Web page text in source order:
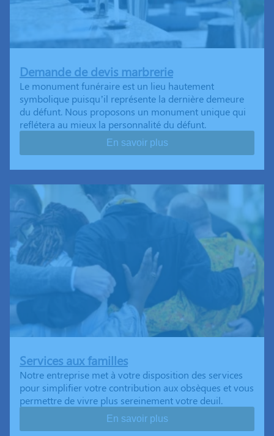
Demande de devis marbrerie
Le monument funéraire est un lieu hautement
symbolique puisqu’il représente la dernière demeure
du défunt. Nous proposons un monument unique qui
reflétera au mieux la personnalité du défunt.
En savoir plus
Services aux familles
Notre entreprise met à votre disposition des services
pour simplifier votre contribution aux obsèques et vous
permettre de vivre plus sereinement votre deuil.
En savoir plus